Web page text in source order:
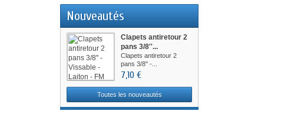
Nouveautés
Clapets antiretour 2
pans 3/8''...
Clapets antiretour 2
pans 3/8'' -...
7,10 €
Toutes les nouveautés